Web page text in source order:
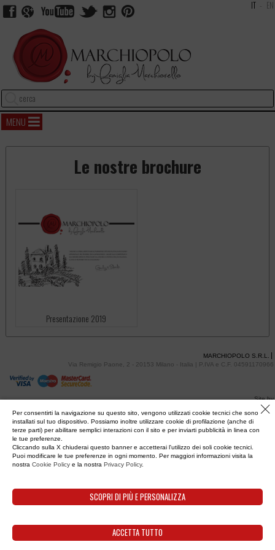
IT EN
MENU
facebookgoogle+ youtubetwitter instagram
Le nostre brochure
Presentazione 2019
MARCHIOPOLO S.R.L.
Via Remigio Paone, 2 - 20153 Milano - Italia | P.IVA e C.F. 04591170966
Site by
The Branding Crew
Per consentirti la navigazione su questo sito, vengono utilizzati cookie tecnici che sono
installati sul tuo dispositivo. Possiamo inoltre utilizzare cookie di profilazione (anche di
terze parti) per abilitare semplici interazioni con il sito e per inviarti pubblicità in linea con
le tue preferenze.
Cliccando sulla X chiuderai questo banner e accetterai l'utilizzo dei soli cookie tecnici.
Puoi modificare le tue preferenze in ogni momento. Per maggiori informazioni visita la
nostraCookie Policy e la nostra Privacy Policy.
SCOPRI DI PIÙ E PERSONALIZZA
ACCETTA TUTTO